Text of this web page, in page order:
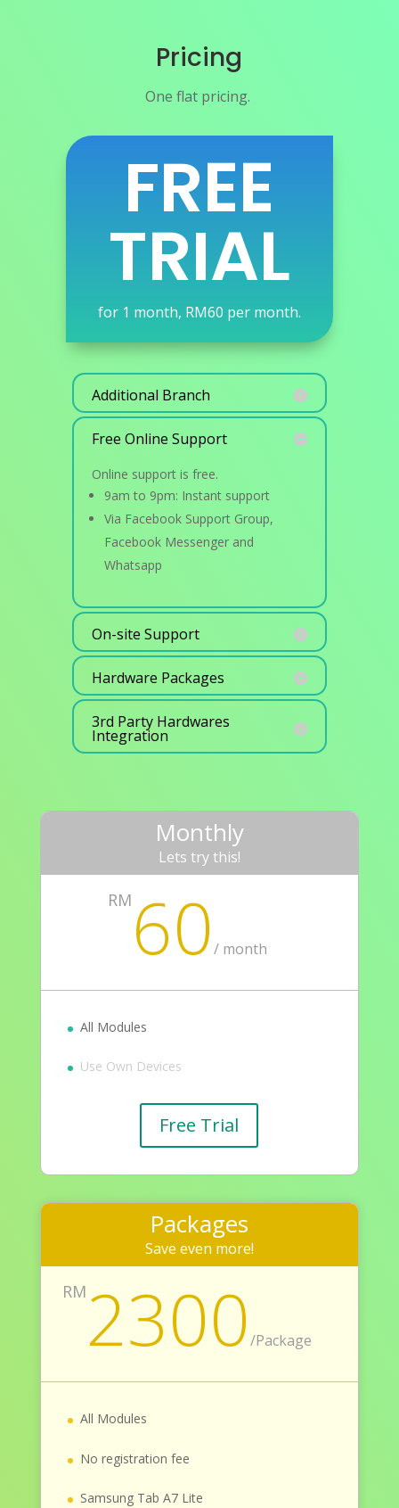
Pricing
One flat pricing.
FREE
TRIAL
for 1 month, RM60 per month.
Additional Branch
Free Online Support
Online support is free.
9am to 9pm: Instant support
Via Facebook Support Group,
Facebook Messenger and
Whatsapp
On-site Support
Hardware Packages
3rd Party Hardwares
Integration
Monthly
Lets try this!
RM 60 /month
All Modules
Use Own Devices
Free Trial
Packages
Save even more!
RM 2300/Package
All Modules
No registration fee
Samsung Tab A7 Lite